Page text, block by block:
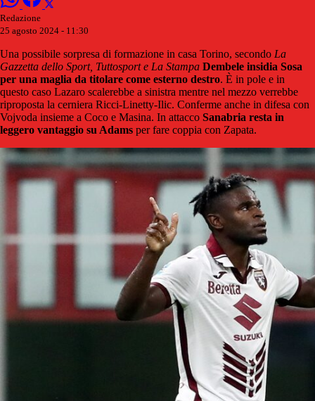
Redazione
25 agosto 2024 - 11:30
Una possibile sorpresa di formazione in casa Torino, secondo La
Gazzetta dello Sport, Tuttosport e La Stampa Dembele insidia Sosa
per una maglia da titolare come esterno destro. È in pole e in
questo caso Lazaro scalerebbe a sinistra mentre nel mezzo verrebbe
riproposta la cerniera Ricci-Linetty-Ilic. Conferme anche in difesa con
Vojvoda insieme a Coco e Masina. In attacco Sanabria resta in
leggero vantaggio su Adams per fare coppia con Zapata.